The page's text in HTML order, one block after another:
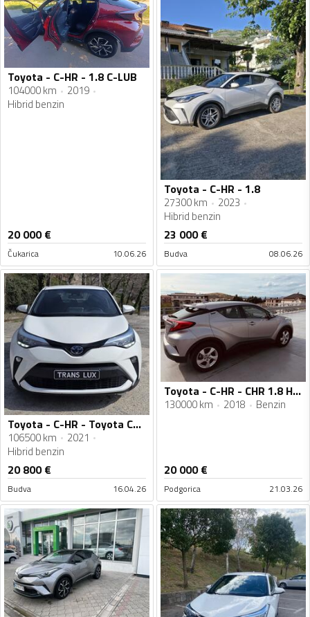
Toyota - C-HR - 1.8 C-LUB
104000 km
2019
Hibrid benzin
20 000€
Čukarica 10.06.26
Toyota - C-HR - 1.8
27300 km
2023
Hibrid benzin
23 000€
Budva 08.06.26
Toyota - C-HR - Toyota Chr 1.8 hybrid
106500 km
2021
Hibrid benzin
20 800€
Budva 16.04.26
Toyota - C-HR - CHR 1.8 HSD
130000 km 2018 Benzin
20 000€
Podgorica 21.03.26